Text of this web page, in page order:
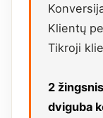
Klientų
Tikroji
2
dviguba